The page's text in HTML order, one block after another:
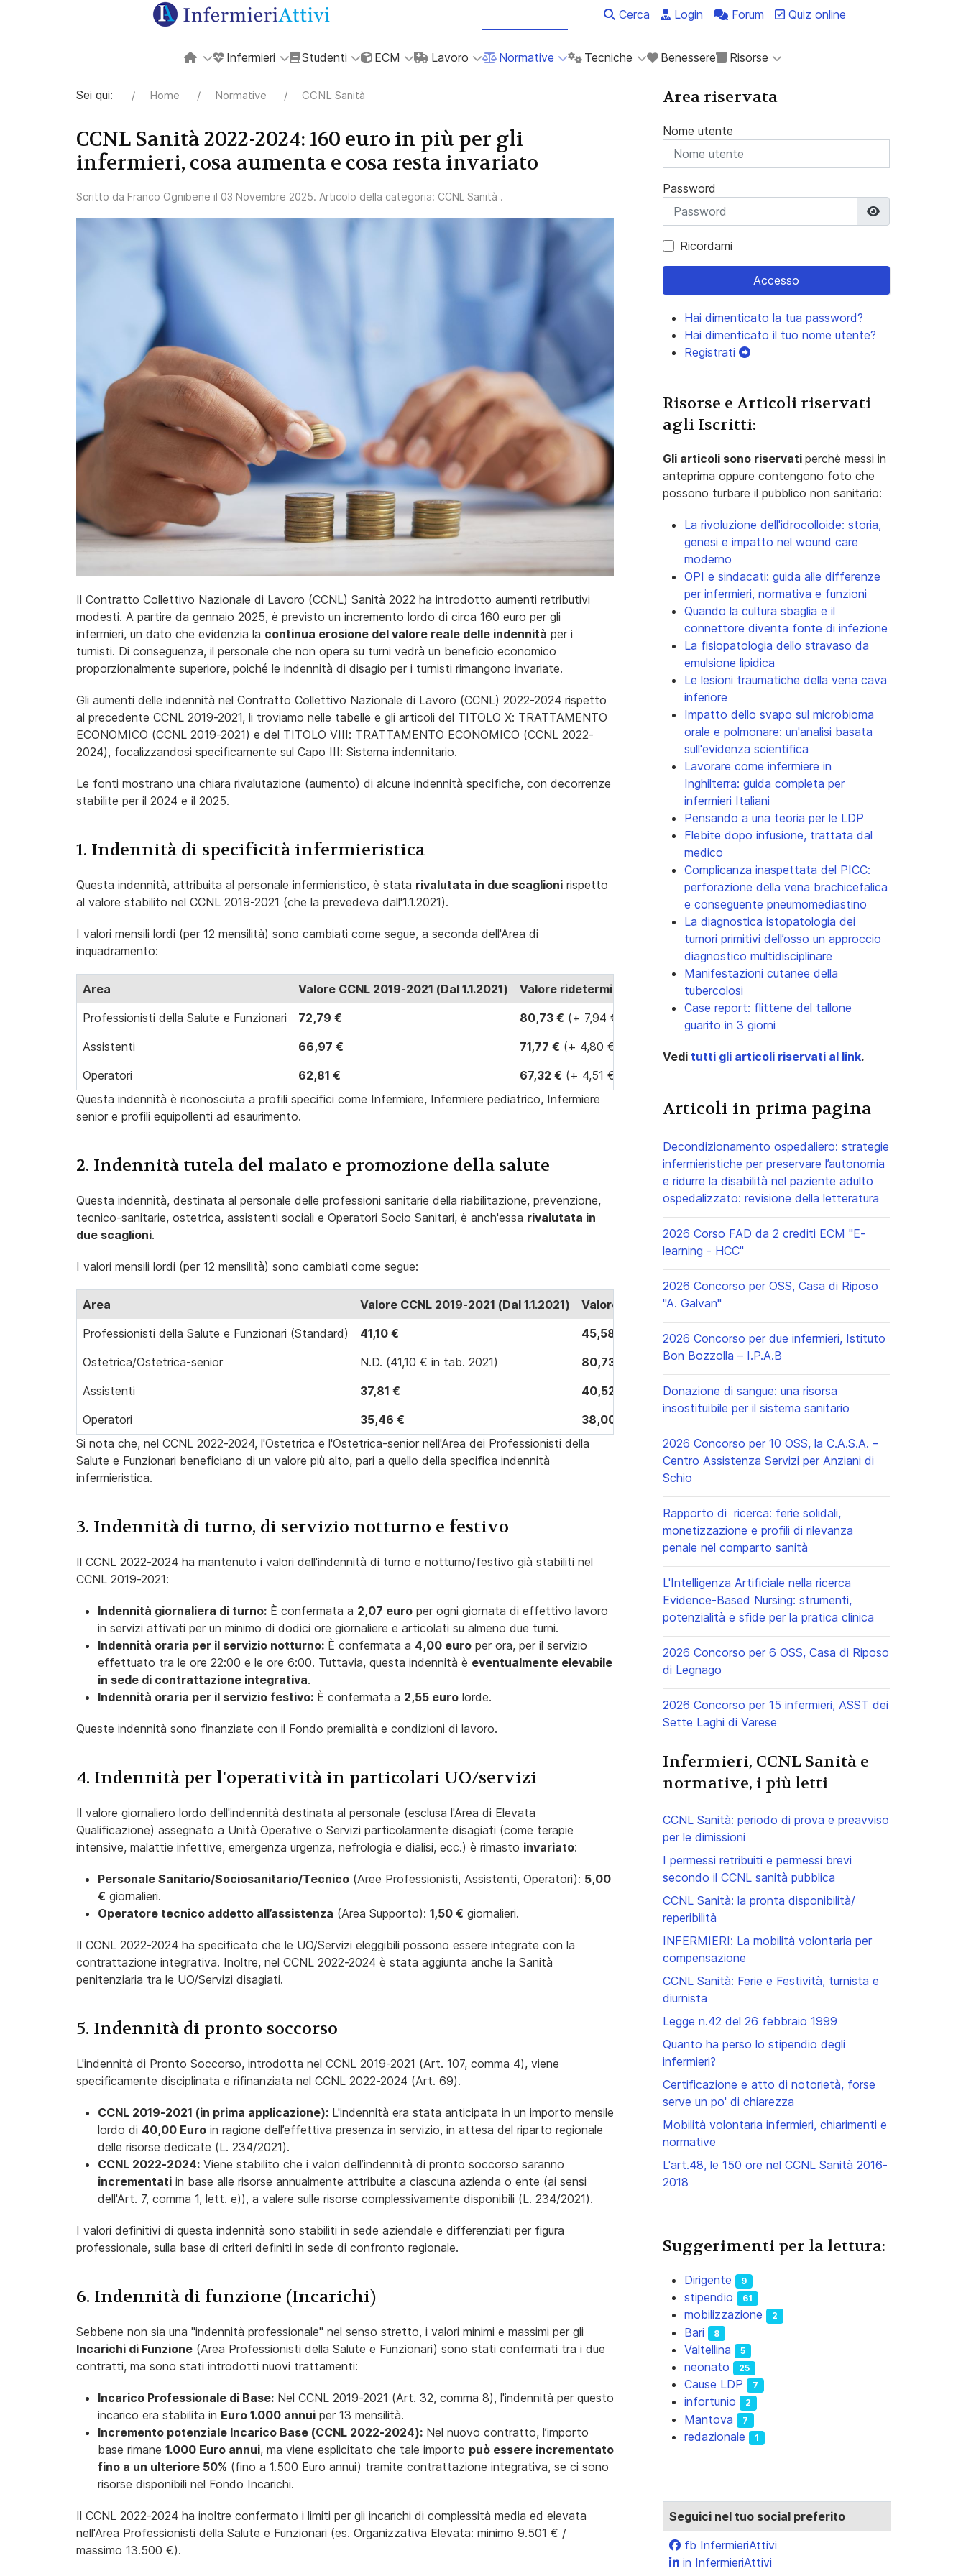
Cerca Login Forum Quiz online
Infermieri Studenti ECM Lavoro Normative Tecniche Benessere Risorse
Sei qui: Home Normative CCNL Sanità
CCNL Sanità 2022-2024: 160 euro in più per gli
infermieri, cosa aumenta e cosa resta invariato
Scritto da Franco Ognibene il 03 Novembre 2025. Articolo della categoria: CCNL Sanità .
Il Contratto Collettivo Nazionale di Lavoro (CCNL) Sanità 2022 ha introdotto aumenti retributivi
modesti. A partire da gennaio 2025, è previsto un incremento lordo di circa 160 euro per gli
infermieri, un dato che evidenzia la continua erosione del valore reale delle indennità per i
turnisti. Di conseguenza, il personale che non opera su turni vedrà un beneficio economico
proporzionalmente superiore, poiché le indennità di disagio per i turnisti rimangono invariate.
Gli aumenti delle indennità nel Contratto Collettivo Nazionale di Lavoro (CCNL) 2022-2024 rispetto
al precedente CCNL 2019-2021, li troviamo nelle tabelle e gli articoli del TITOLO X: TRATTAMENTO
ECONOMICO (CCNL 2019-2021) e del TITOLO VIII: TRATTAMENTO ECONOMICO (CCNL 2022-
2024), focalizzandosi specificamente sul Capo III: Sistema indennitario.
Le fonti mostrano una chiara rivalutazione (aumento) di alcune indennità specifiche, con decorrenze
stabilite per il 2024 e il 2025.
1. Indennità di specificità infermieristica
Questa indennità, attribuita al personale infermieristico, è stata rivalutata in due scaglioni rispetto
al valore stabilito nel CCNL 2019-2021 (che la prevedeva dall'1.1.2021).
I valori mensili lordi (per 12 mensilità) sono cambiati come segue, a seconda dell'Area di
inquadramento:
Area Valore CCNL 2019-2021 (Dal 1.1.2021) Valore rideterminato (Dal 1.1.2024)
Valore rideterminato (Dal 1.1.2025)
Professionisti della Salute e Funzionari
72,79 € 80,73 € (+ 7,94 €) 87,79 €
(+ 15,00 € rispetto al 2021)
Assistenti
66,97 € 71,77 € (+ 4,80 €)
Operatori
62,81 € 67,32 € (+ 4,51 €)
Questa indennità è riconosciuta a profili specifici come Infermiere, Infermiere pediatrico, Infermiere
senior e profili equipollenti ad esaurimento.
2. Indennità tutela del malato e promozione della salute
Questa indennità, destinata al personale delle professioni sanitarie della riabilitazione, prevenzione,
tecnico-sanitarie, ostetrica, assistenti sociali e Operatori Socio Sanitari, è anch'essa rivalutata in
due scaglioni.
I valori mensili lordi (per 12 mensilità) sono cambiati come segue:
Area Valore CCNL 2019-2021 (Dal 1.1.2021) Valore rideterminato (Dal 1.1.2024)
Professionisti della Salute e Funzionari (Standard)
41,10 € 45,58 € (+ 4,48 €) 51,97 €(+ 10,87 € rispetto al
Ostetrica/Ostetrica-senior
N.D. (41,10 € in tab. 2021) 80,73 €
Assistenti
37,81 € 40,52 € (+ 2,71 €) 46,40 €(+ 8,59 € rispetto al
Operatori
35,46 € 38,00 €
Si nota che, nel CCNL 2022-2024, l'Ostetrica e l'Ostetrica-senior nell'Area dei Professionisti della
Salute e Funzionari beneficiano di un valore più alto, pari a quello della specifica indennità
infermieristica.
3. Indennità di turno, di servizio notturno e festivo
Il CCNL 2022-2024 ha mantenuto i valori dell'indennità di turno e notturno/festivo già stabiliti nel
CCNL 2019-2021:
Indennità giornaliera di turno: È confermata a 2,07 euro per ogni giornata di effettivo lavoro
in servizi attivati per un minimo di dodici ore giornaliere e articolati su almeno due turni.
Indennità oraria per il servizio notturno: È confermata a 4,00 euro per ora, per il servizio
effettuato tra le ore 22:00 e le ore 6:00. Tuttavia, questa indennità è eventualmente elevabile
in sede di contrattazione integrativa.
Indennità oraria per il servizio festivo: È confermata a 2,55 euro lorde.
Queste indennità sono finanziate con il Fondo premialità e condizioni di lavoro.
4. Indennità per l'operatività in particolari UO/servizi
Il valore giornaliero lordo dell'indennità destinata al personale (esclusa l'Area di Elevata
Qualificazione) assegnato a Unità Operative o Servizi particolarmente disagiati (come terapie
intensive, malattie infettive, emergenza urgenza, nefrologia e dialisi, ecc.) è rimasto invariato:
Personale Sanitario/Sociosanitario/Tecnico (Aree Professionisti, Assistenti, Operatori): 5,00
€ giornalieri.
Operatore tecnico addetto all’assistenza (Area Supporto): 1,50 € giornalieri.
Il CCNL 2022-2024 ha specificato che le UO/Servizi eleggibili possono essere integrate con la
contrattazione integrativa. Inoltre, nel CCNL 2022-2024 è stata aggiunta anche la Sanità
penitenziaria tra le UO/Servizi disagiati.
5. Indennità di pronto soccorso
L'indennità di Pronto Soccorso, introdotta nel CCNL 2019-2021 (Art. 107, comma 4), viene
specificamente disciplinata e rifinanziata nel CCNL 2022-2024 (Art. 69).
CCNL 2019-2021 (in prima applicazione): L'indennità era stata anticipata in un importo mensile
lordo di 40,00 Euro in ragione dell’effettiva presenza in servizio, in attesa del riparto regionale
delle risorse dedicate (L. 234/2021).
CCNL 2022-2024: Viene stabilito che i valori dell’indennità di pronto soccorso saranno
incrementati in base alle risorse annualmente attribuite a ciascuna azienda o ente (ai sensi
dell'Art. 7, comma 1, lett. e)), a valere sulle risorse complessivamente disponibili (L. 234/2021).
I valori definitivi di questa indennità sono stabiliti in sede aziendale e differenziati per figura
professionale, sulla base di criteri definiti in sede di confronto regionale.
6. Indennità di funzione (Incarichi)
Sebbene non sia una "indennità professionale" nel senso stretto, i valori minimi e massimi per gli
Incarichi di Funzione (Area Professionisti della Salute e Funzionari) sono stati confermati tra i due
contratti, ma sono stati introdotti nuovi trattamenti:
Incarico Professionale di Base: Nel CCNL 2019-2021 (Art. 32, comma 8), l'indennità per questo
incarico era stabilita in Euro 1.000 annui per 13 mensilità.
Incremento potenziale Incarico Base (CCNL 2022-2024): Nel nuovo contratto, l’importo
base rimane 1.000 Euro annui, ma viene esplicitato che tale importo può essere incrementato
fino a un ulteriore 50% (fino a 1.500 Euro annui) tramite contrattazione integrativa, se ci sono
risorse disponibili nel Fondo Incarichi.
Il CCNL 2022-2024 ha inoltre confermato i limiti per gli incarichi di complessità media ed elevata
nell'Area Professionisti della Salute e Funzionari (es. Organizzativa Elevata: minimo 9.501 € /
massimo 13.500 €).
Area riservata
Nome utente
Password
Ricordami
Accesso
Hai dimenticato la tua password?
Hai dimenticato il tuo nome utente?
Registrati
Risorse e Articoli riservati
agli Iscritti:
Gli articoli sono riservati perchè messi in
anteprima oppure contengono foto che
possono turbare il pubblico non sanitario:
La rivoluzione dell'idrocolloide: storia,
genesi e impatto nel wound care
moderno
OPI e sindacati: guida alle differenze
per infermieri, normativa e funzioni
Quando la cultura sbaglia e il
connettore diventa fonte di infezione
La fisiopatologia dello stravaso da
emulsione lipidica
Le lesioni traumatiche della vena cava
inferiore
Impatto dello svapo sul microbioma
orale e polmonare: un'analisi basata
sull'evidenza scientifica
Lavorare come infermiere in
Inghilterra: guida completa per
infermieri Italiani
Pensando a una teoria per le LDP
Flebite dopo infusione, trattata dal
medico
Complicanza inaspettata del PICC:
perforazione della vena brachicefalica
e conseguente pneumomediastino
La diagnostica istopatologia dei
tumori primitivi dell’osso un approccio
diagnostico multidisciplinare
Manifestazioni cutanee della
tubercolosi
Case report: flittene del tallone
guarito in 3 giorni
Vedi tutti gli articoli riservati al link.
Articoli in prima pagina
Decondizionamento ospedaliero: strategie
infermieristiche per preservare l’autonomia
e ridurre la disabilità nel paziente adulto
ospedalizzato: revisione della letteratura
2026 Corso FAD da 2 crediti ECM "E-
learning - HCC"
2026 Concorso per OSS, Casa di Riposo
"A. Galvan"
2026 Concorso per due infermieri, Istituto
Bon Bozzolla – I.P.A.B
Donazione di sangue: una risorsa
insostituibile per il sistema sanitario
2026 Concorso per 10 OSS, la C.A.S.A. –
Centro Assistenza Servizi per Anziani di
Schio
Rapporto di ricerca: ferie solidali,
monetizzazione e profili di rilevanza
penale nel comparto sanità
L'Intelligenza Artificiale nella ricerca
Evidence-Based Nursing: strumenti,
potenzialità e sfide per la pratica clinica
2026 Concorso per 6 OSS, Casa di Riposo
di Legnago
2026 Concorso per 15 infermieri, ASST dei
Sette Laghi di Varese
Infermieri, CCNL Sanità e
normative, i più letti
CCNL Sanità: periodo di prova e preavviso
per le dimissioni
I permessi retribuiti e permessi brevi
secondo il CCNL sanità pubblica
CCNL Sanità: la pronta disponibilità/
reperibilità
INFERMIERI: La mobilità volontaria per
compensazione
CCNL Sanità: Ferie e Festività, turnista e
diurnista
Legge n.42 del 26 febbraio 1999
Quanto ha perso lo stipendio degli
infermieri?
Certificazione e atto di notorietà, forse
serve un po' di chiarezza
Mobilità volontaria infermieri, chiarimenti e
normative
L'art.48, le 150 ore nel CCNL Sanità 2016-
2018
Suggerimenti per la lettura:
Dirigente 9
stipendio 61
mobilizzazione 2
Bari 8
Valtellina 5
neonato 25
Cause LDP 7
infortunio 2
Mantova 7
redazionale 1
Seguici nel tuo social preferito
fb InfermieriAttivi
in InfermieriAttivi